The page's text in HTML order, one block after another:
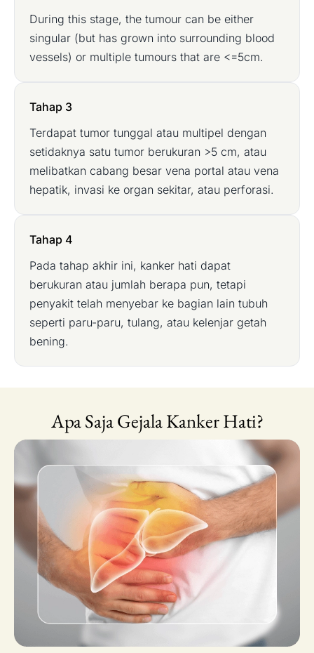
During this stage, the tumour can be either
singular (but has grown into surrounding blood
vessels) or multiple tumours that are <=5cm.
Tahap 3
Terdapat tumor tunggal atau multipel dengan
setidaknya satu tumor berukuran >5 cm, atau
melibatkan cabang besar vena portal atau vena
hepatik, invasi ke organ sekitar, atau perforasi.
Tahap 4
Pada tahap akhir ini, kanker hati dapat
berukuran atau jumlah berapa pun, tetapi
penyakit telah menyebar ke bagian lain tubuh
seperti paru-paru, tulang, atau kelenjar getah
bening.
Apa Saja Gejala Kanker Hati?